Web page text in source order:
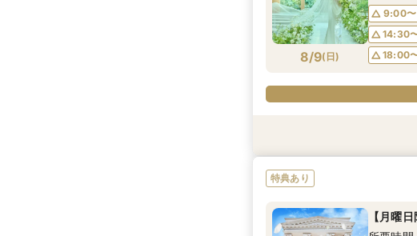
8/8( 土)
19:00〜
8/8( 土)
8/8( 土)
8/8( 土)
8/9( 日)
9:00〜
14:30
18:00
【第1
所要時
9:15〜
9:15〜
9:30〜
9:15〜
13:00
特典あり
【月曜